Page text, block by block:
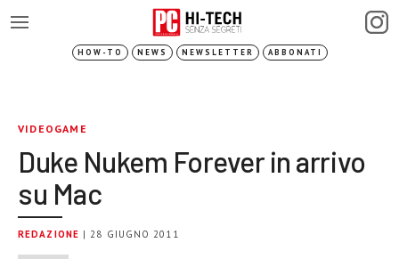
HOW-TO NEWS NEWSLETTER ABBONATI
VIDEOGAME
Duke Nukem Forever in arrivo
su Mac
REDAZIONE | 28 GIUGNO 2011